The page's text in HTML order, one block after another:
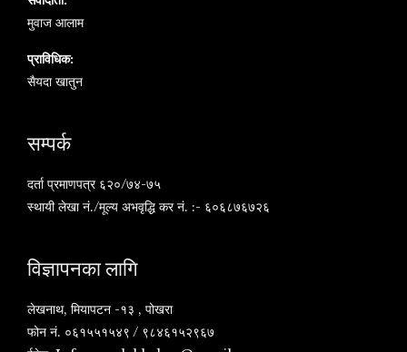
मुवाज आलाम
प्राविधिक:
सैयदा खातुन
सम्पर्क
दर्ता प्रमाणपत्र ६२०/७४-७५
स्थायी लेखा नं./मूल्य अभवृद्धि कर नं. :- ६०६८७६७२६
विज्ञापनका लागि
लेखनाथ, मियापटन -१३ , पोखरा
फोन नं. ०६१५५१५४९ / ९८४६१५२९६७